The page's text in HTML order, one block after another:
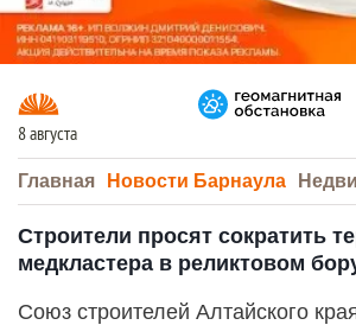
8 августа
Главная Новости Барнаула
Строители просят сократить
медкластера в реликтовом
Союз строителей Алтайского